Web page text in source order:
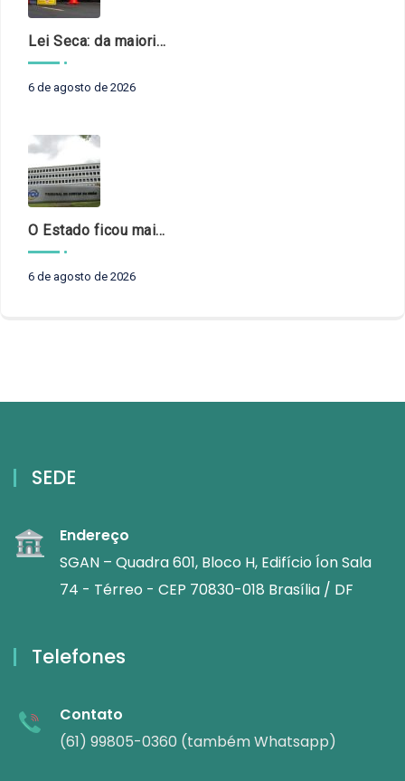
Lei Seca: da maioridade à maturidade
6 de agosto de 2026
O Estado ficou mais complexo. O controle precisa acompanhar
6 de agosto de 2026
SEDE
Endereço
SGAN – Quadra 601, Bloco H, Edifício Íon Sala
74 - Térreo - CEP 70830-018 Brasília / DF
Telefones
Contato
(61) 99805-0360 (também Whatsapp)